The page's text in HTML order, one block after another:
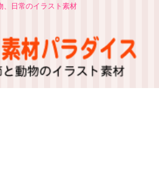
、日常のイラスト素材